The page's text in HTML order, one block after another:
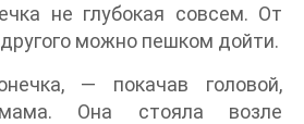
не глубокая совсем. От
можно пешком дойти.
— покачав головой,
мама. Она стояла возле